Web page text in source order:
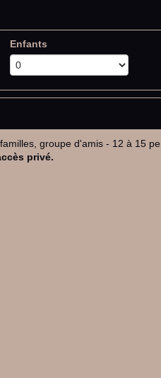
Enfants
groupe d'amis - 12 à 15
privé.